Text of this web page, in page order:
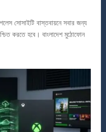
সোসাইটি বাস্তবায়নে সবার জন্য
করতে হবে। বাংলাদেশ মুঠোফোন